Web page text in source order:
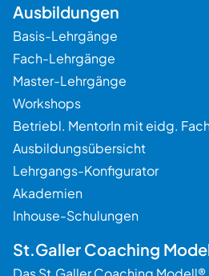
Ausbildungen
Basis-Lehrgänge
Fach-Lehrgänge
Master-Lehrgänge
Workshops
Betriebl. MentorIn mit eidg.
Ausbildungsübersicht
Lehrgangs-Konfigurator
Akademien
Inhouse-Schulungen
St.Galler Coaching